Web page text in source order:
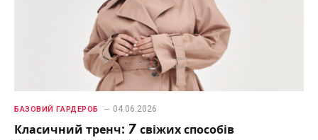
БАЗОВИЙ ГАРДЕРОБ 04.06.2026
Класичний тренч: 7 свіжих способів